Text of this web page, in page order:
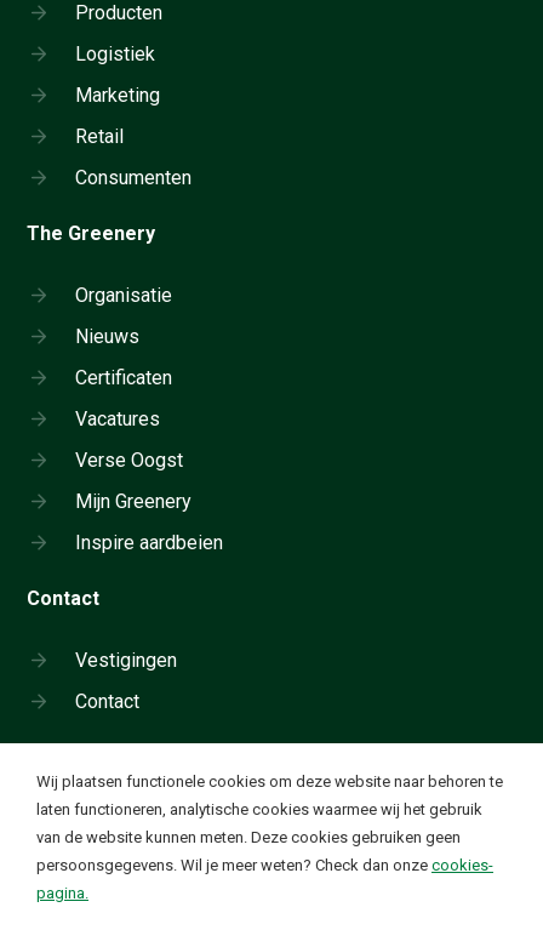
Producten
Logistiek
Marketing
Retail
Consumenten
The Greenery
Organisatie
Nieuws
Certificaten
Vacatures
Verse Oogst
Mijn Greenery
Inspire aardbeien
Contact
Vestigingen
Contact
Neem telefonisch contact op:
+31 180 655 911
Wij plaatsen functionele cookies om deze website naar behoren te
laten functioneren, analytische cookies waarmee wij het gebruik
van de website kunnen meten. Deze cookies gebruiken geen
persoonsgegevens. Wil je meer weten? Check dan onze cookies-
pagina.
Cookie instellingen
✔
Ik wil functionele en analytische cookies. Deze cookies
worden geplaatst om onze website goed te laten
functioneren en om bezoekstatistieken te verzamelen op